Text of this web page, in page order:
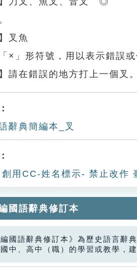
叉魚
×」形符號，用以表示錯誤或
】請在錯誤的地方打上一個叉。
辭典簡編本_叉
創用CC-姓名標示- 禁止改作
國語辭典修訂本
編國語辭典修訂本》為歷史語言辭
中、高中（職）的學習或教學，